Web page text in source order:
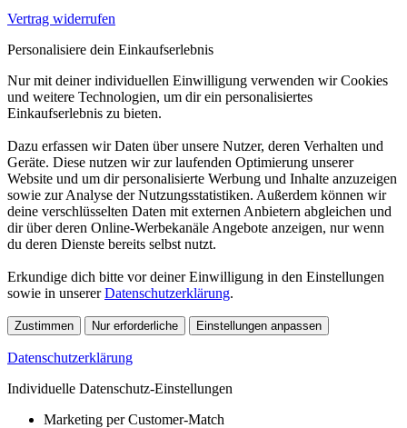
Vertrag widerrufen
Personalisiere dein Einkaufserlebnis
Nur mit deiner individuellen Einwilligung verwenden wir Cookies
und weitere Technologien, um dir ein personalisiertes
Einkaufserlebnis zu bieten.
Dazu erfassen wir Daten über unsere Nutzer, deren Verhalten und
Geräte. Diese nutzen wir zur laufenden Optimierung unserer
Website und um dir personalisierte Werbung und Inhalte anzuzeigen
sowie zur Analyse der Nutzungsstatistiken. Außerdem können wir
deine verschlüsselten Daten mit externen Anbietern abgleichen und
dir über deren Online-Werbekanäle Angebote anzeigen, nur wenn
du deren Dienste bereits selbst nutzt.
Erkundige dich bitte vor deiner Einwilligung in den Einstellungen
sowie in unsererDatenschutzerklärung.
Zustimmen Nur erforderliche Einstellungen anpassen
Datenschutzerklärung
Individuelle Datenschutz-Einstellungen
Marketing per Customer-Match